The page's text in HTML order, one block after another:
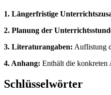
1. Längerfristige
2. Planung der
3. Literaturangaben: Auflistung
4. Anhang: Enthält die konkreten
Schlüsselwörter